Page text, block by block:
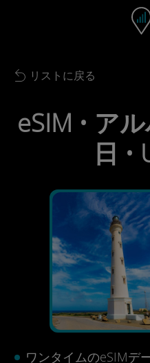
ナビゲー
Back to list
リストに戻る
eSIM • ア
日 •
ワンタイムのeSIMデ